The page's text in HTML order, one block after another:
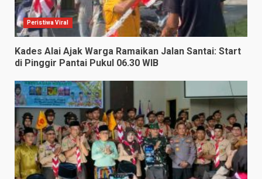
Peristiwa Viral
Kades Alai Ajak Warga Ramaikan Jalan Santai: Start
di Pinggir Pantai Pukul 06.30 WIB